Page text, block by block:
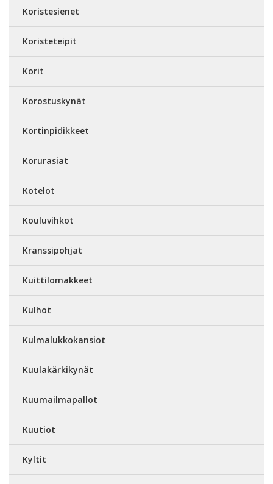
Koristesienet
Koristeteipit
Korit
Korostuskynät
Kortinpidikkeet
Korurasiat
Kotelot
Kouluvihkot
Kranssipohjat
Kuittilomakkeet
Kulhot
Kulmalukkokansiot
Kuulakärkikynät
Kuumailmapallot
Kuutiot
Kyltit